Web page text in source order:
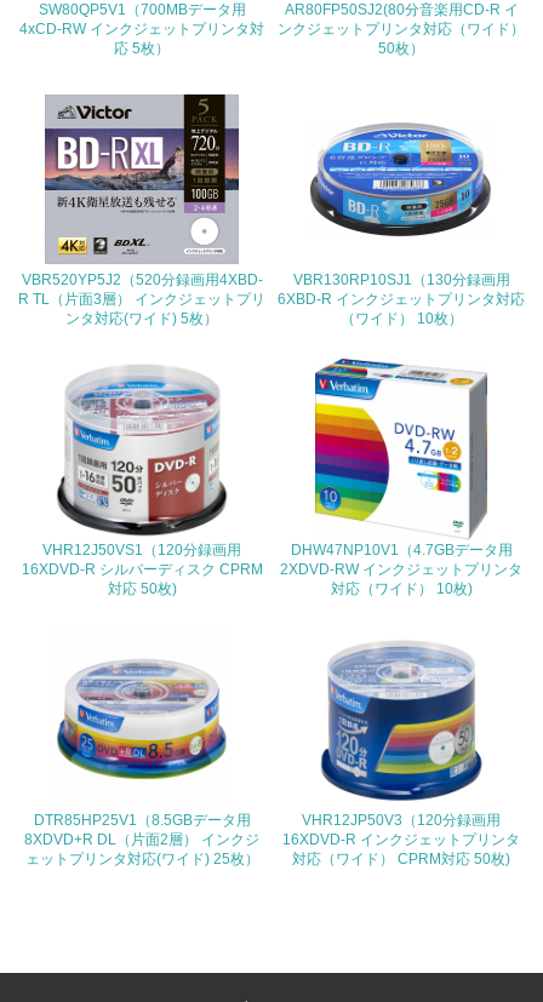
グリーン購入
<L1> グリーン購入の取り組み方針を有し、グリーン購入
を行っている
<L2> 購入している製品・サービスの量と種類を把握し、
具体的な目標や計画を立てている
非該当（包装・物流を必要とする業務を行っていない）
<L1> 環境負荷ができるだけ小さい包装・梱包を行ってい
16.
非該当（化学物質を使用していない）
<L1> 化学物質の使用量及び外部（大気・水・土壌）への
<L2> 化学物質の使用量及び外部への排出量を把握し、具
SW80QP5V1（700MBデータ用
4xCD-RW インクジェットプリンタ対
応 5枚）
AR80FP50SJ2(80分音楽用CD-R イ
ンクジェットプリンタ対応（ワイド）
50枚）
VBR520YP5J2（520分録画用4XBD-
R TL（片面3層） インクジェットプリ
ンタ対応(ワイド) 5枚）
VBR130RP10SJ1（130分録画用
6XBD-R インクジェットプリンタ対応
（ワイド） 10枚）
VHR12J50VS1（120分録画用
16XDVD-R シルバーディスク CPRM
対応 50枚)
DHW47NP10V1（4.7GBデータ用
2XDVD-RW インクジェットプリンタ
対応（ワイド） 10枚)
DTR85HP25V1（8.5GBデータ用
8XDVD+R DL（片面2層） インクジ
ェットプリンタ対応(ワイド) 25枚）
VHR12JP50V3（120分録画用
16XDVD-R インクジェットプリンタ
対応（ワイド） CPRM対応 50枚)